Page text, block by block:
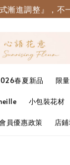
進調整』，不
春夏新品 限
小包裝花材
員優惠政策 店